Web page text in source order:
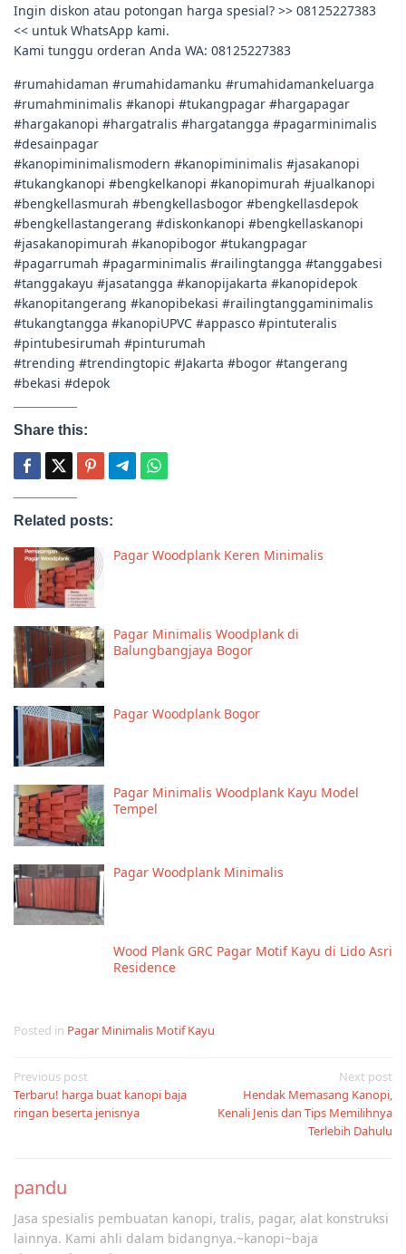
Ingin diskon atau potongan harga spesial? >> 08125227383
<< untuk WhatsApp kami.
Kami tunggu orderan Anda WA: 08125227383
#rumahidaman #rumahidamanku #rumahidamankeluarga
#rumahminimalis #kanopi #tukangpagar #hargapagar
#hargakanopi #hargatralis #hargatangga #pagarminimalis
#desainpagar
#kanopiminimalismodern #kanopiminimalis #jasakanopi
#tukangkanopi #bengkelkanopi #kanopimurah #jualkanopi
#bengkellasmurah #bengkellasbogor #bengkellasdepok
#bengkellastangerang #diskonkanopi #bengkellaskanopi
#jasakanopimurah #kanopibogor #tukangpagar
#pagarrumah #pagarminimalis #railingtangga #tanggabesi
#tanggakayu #jasatangga #kanopijakarta #kanopidepok
#kanopitangerang #kanopibekasi #railingtanggaminimalis
#tukangtangga #kanopiUPVC #appasco #pintuteralis
#pintubesirumah #pinturumah
#trending #trendingtopic #Jakarta #bogor #tangerang
#bekasi #depok
Share this:
Related posts:
Pagar Woodplank Keren Minimalis
Pagar Minimalis Woodplank di
Balungbangjaya Bogor
Pagar Woodplank Bogor
Pagar Minimalis Woodplank Kayu Model
Tempel
Pagar Woodplank Minimalis
Wood Plank GRC Pagar Motif Kayu di Lido Asri
Residence
Posted in Pagar Minimalis Motif Kayu
Post
navigation
Previous post
Terbaru! harga buat kanopi baja
ringan beserta jenisnya
Next post
Hendak Memasang Kanopi,
Kenali Jenis dan Tips Memilihnya
Terlebih Dahulu
pandu
Jasa spesialis pembuatan kanopi, tralis, pagar, alat konstruksi
lainnya. Kami ahli dalam bidangnya.~kanopi~baja